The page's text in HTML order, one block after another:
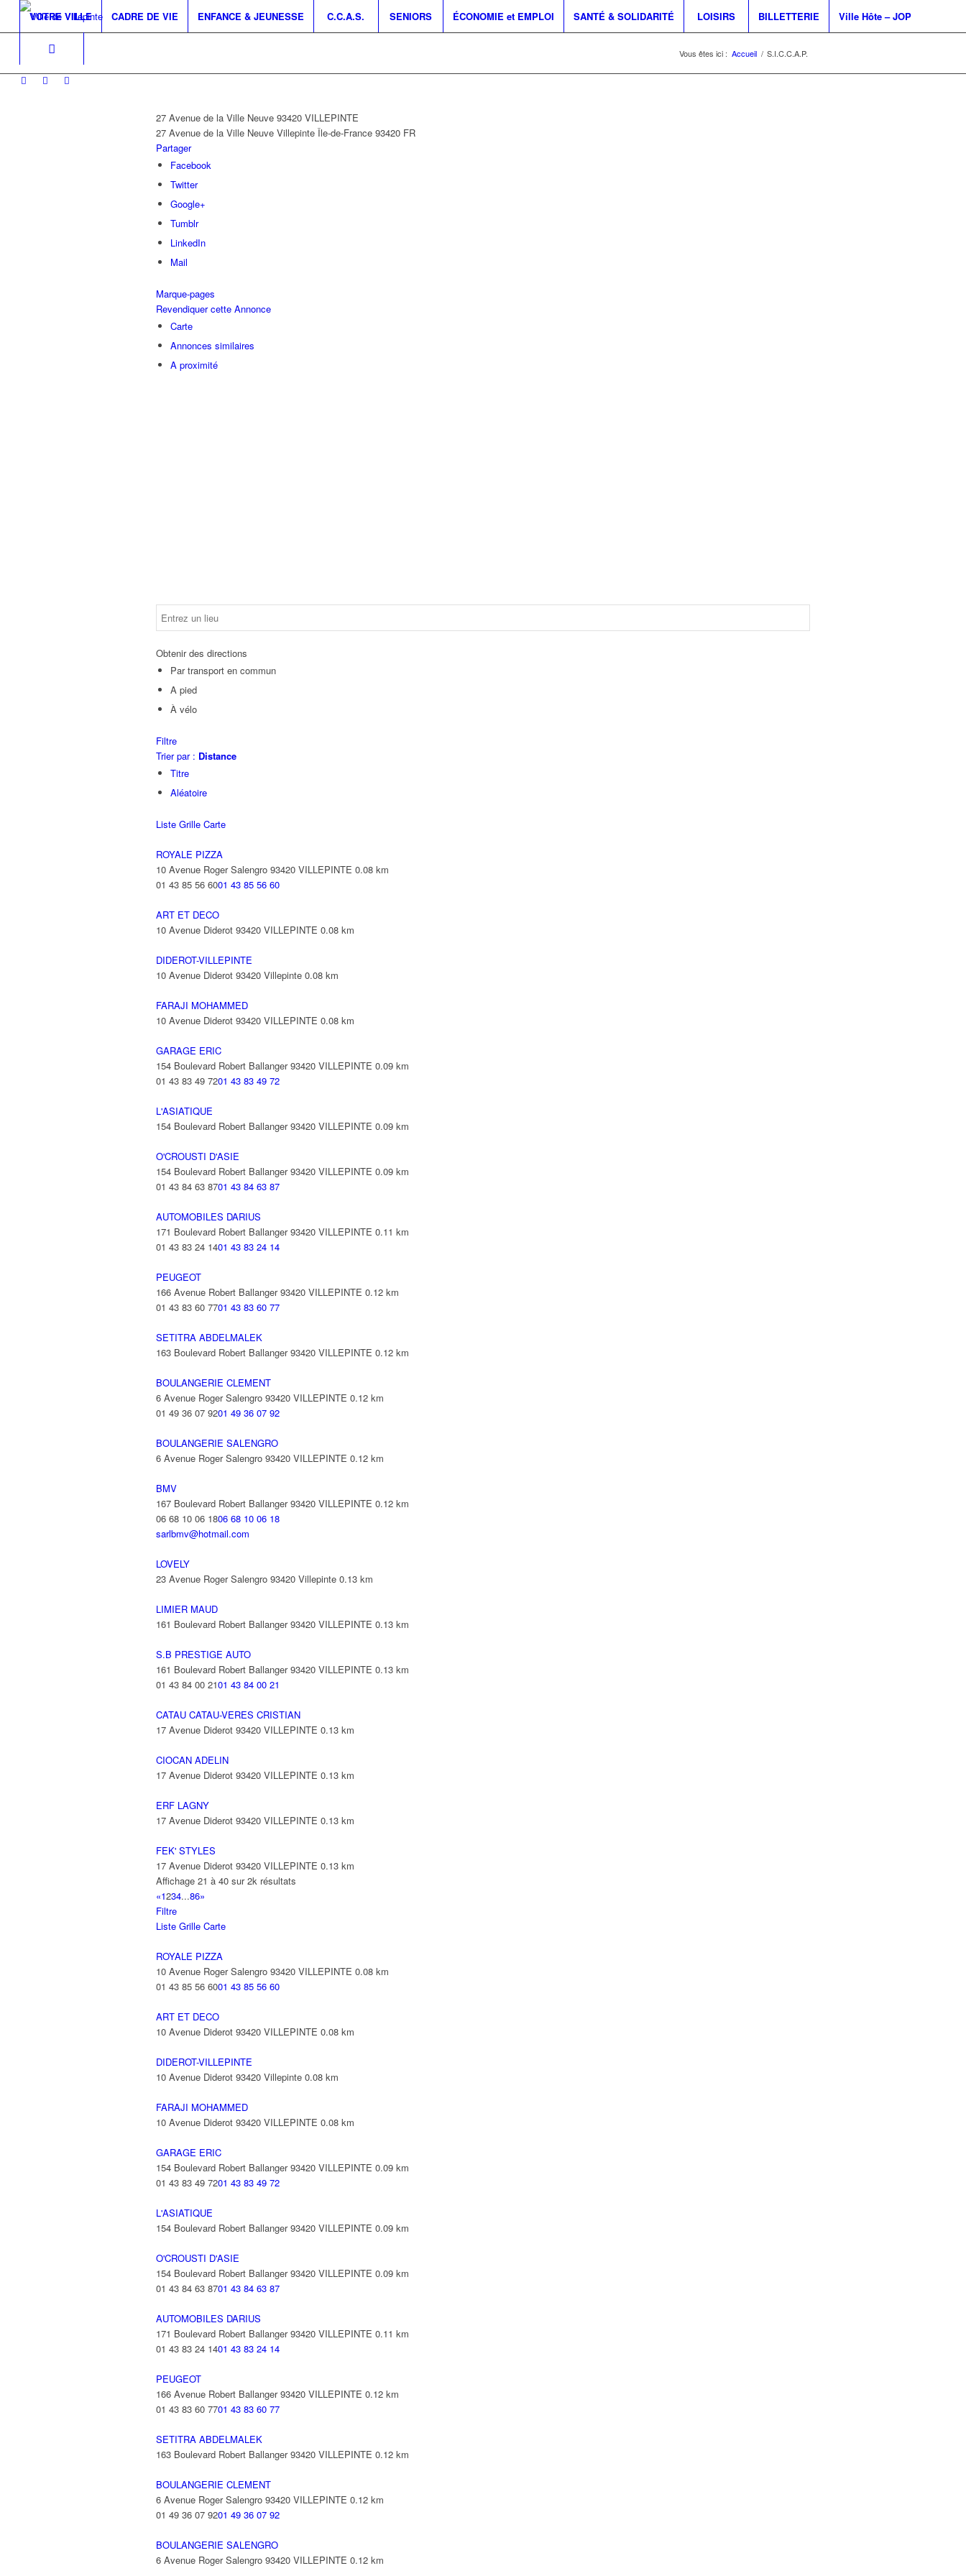
VOTRE VILLE CADRE DE VIE ENFANCE & JEUNESSE C.C.A.S. SENIORS ÉCONOMIE et EMPLOI SANTÉ & SOLIDARITÉ LOISIRS BILLETTERIE Ville Hôte – JOP
Vous êtes ici : Accueil / S.I.C.C.A.P.
27 Avenue de la Ville Neuve 93420 VILLEPINTE
27 Avenue de la Ville Neuve Villepinte Île-de-France 93420 FR
Partager
Facebook
Twitter
Google+
Tumblr
LinkedIn
Mail
Marque-pages
Revendiquer cette Annonce
Carte
Annonces similaires
A proximité
Obtenir des directions
Par transport en commun
A pied
À vélo
Filtre
Trier par : Distance
Titre
Aléatoire
Liste Grille Carte
ROYALE PIZZA
10 Avenue Roger Salengro 93420 VILLEPINTE 0.08 km
01 43 85 56 6001 43 85 56 60
ART ET DECO
10 Avenue Diderot 93420 VILLEPINTE 0.08 km
DIDEROT-VILLEPINTE
10 Avenue Diderot 93420 Villepinte 0.08 km
FARAJI MOHAMMED
10 Avenue Diderot 93420 VILLEPINTE 0.08 km
GARAGE ERIC
154 Boulevard Robert Ballanger 93420 VILLEPINTE 0.09 km
01 43 83 49 7201 43 83 49 72
L'ASIATIQUE
154 Boulevard Robert Ballanger 93420 VILLEPINTE 0.09 km
O'CROUSTI D'ASIE
154 Boulevard Robert Ballanger 93420 VILLEPINTE 0.09 km
01 43 84 63 8701 43 84 63 87
AUTOMOBILES DARIUS
171 Boulevard Robert Ballanger 93420 VILLEPINTE 0.11 km
01 43 83 24 1401 43 83 24 14
PEUGEOT
166 Avenue Robert Ballanger 93420 VILLEPINTE 0.12 km
01 43 83 60 7701 43 83 60 77
SETITRA ABDELMALEK
163 Boulevard Robert Ballanger 93420 VILLEPINTE 0.12 km
BOULANGERIE CLEMENT
6 Avenue Roger Salengro 93420 VILLEPINTE 0.12 km
01 49 36 07 9201 49 36 07 92
BOULANGERIE SALENGRO
6 Avenue Roger Salengro 93420 VILLEPINTE 0.12 km
BMV
167 Boulevard Robert Ballanger 93420 VILLEPINTE 0.12 km
06 68 10 06 1806 68 10 06 18
sarlbmv@hotmail.com
LOVELY
23 Avenue Roger Salengro 93420 Villepinte 0.13 km
LIMIER MAUD
161 Boulevard Robert Ballanger 93420 VILLEPINTE 0.13 km
S.B PRESTIGE AUTO
161 Boulevard Robert Ballanger 93420 VILLEPINTE 0.13 km
01 43 84 00 2101 43 84 00 21
CATAU CATAU-VERES CRISTIAN
17 Avenue Diderot 93420 VILLEPINTE 0.13 km
CIOCAN ADELIN
17 Avenue Diderot 93420 VILLEPINTE 0.13 km
ERF LAGNY
17 Avenue Diderot 93420 VILLEPINTE 0.13 km
FEK' STYLES
17 Avenue Diderot 93420 VILLEPINTE 0.13 km
Affichage 21 à 40 sur 2k résultats
«1234...86»
Filtre
Liste Grille Carte
ROYALE PIZZA
10 Avenue Roger Salengro 93420 VILLEPINTE 0.08 km
01 43 85 56 6001 43 85 56 60
ART ET DECO
10 Avenue Diderot 93420 VILLEPINTE 0.08 km
DIDEROT-VILLEPINTE
10 Avenue Diderot 93420 Villepinte 0.08 km
FARAJI MOHAMMED
10 Avenue Diderot 93420 VILLEPINTE 0.08 km
GARAGE ERIC
154 Boulevard Robert Ballanger 93420 VILLEPINTE 0.09 km
01 43 83 49 7201 43 83 49 72
L'ASIATIQUE
154 Boulevard Robert Ballanger 93420 VILLEPINTE 0.09 km
O'CROUSTI D'ASIE
154 Boulevard Robert Ballanger 93420 VILLEPINTE 0.09 km
01 43 84 63 8701 43 84 63 87
AUTOMOBILES DARIUS
171 Boulevard Robert Ballanger 93420 VILLEPINTE 0.11 km
01 43 83 24 1401 43 83 24 14
PEUGEOT
166 Avenue Robert Ballanger 93420 VILLEPINTE 0.12 km
01 43 83 60 7701 43 83 60 77
SETITRA ABDELMALEK
163 Boulevard Robert Ballanger 93420 VILLEPINTE 0.12 km
BOULANGERIE CLEMENT
6 Avenue Roger Salengro 93420 VILLEPINTE 0.12 km
01 49 36 07 9201 49 36 07 92
BOULANGERIE SALENGRO
6 Avenue Roger Salengro 93420 VILLEPINTE 0.12 km